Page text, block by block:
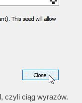
czyli ciąg wyrazów.